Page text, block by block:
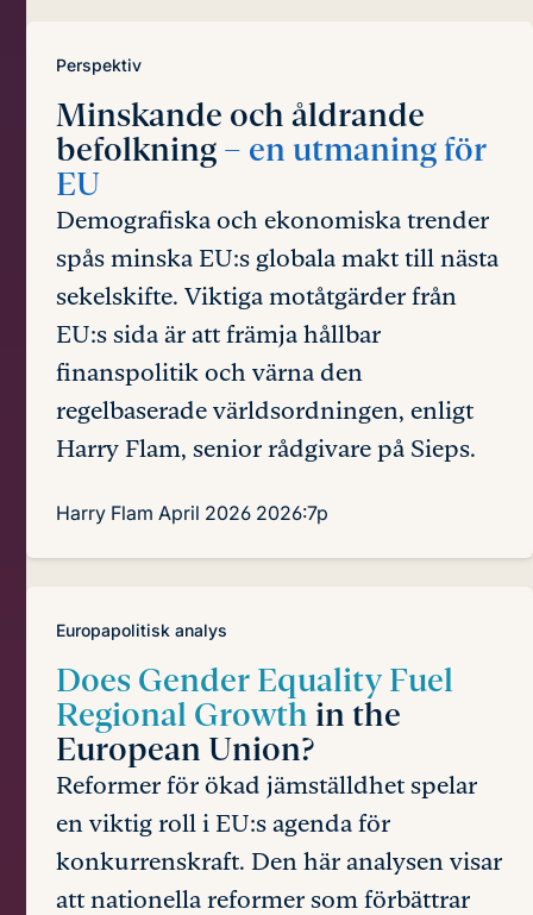
Perspektiv
Minskande och åldrande
befolkning – en utmaning för
EU
Demografiska och ekonomiska trender
spås minska EU:s globala makt till nästa
sekelskifte. Viktiga motåtgärder från
EU:s sida är att främja hållbar
finanspolitik och värna den
regelbaserade världsordningen, enligt
Harry Flam, senior rådgivare på Sieps.
Harry Flam April 2026 2026:7p
Europapolitisk analys
Does Gender Equality Fuel
Regional Growth in the
European Union?
Reformer för ökad jämställdhet spelar
en viktig roll i EU:s agenda för
konkurrenskraft. Den här analysen visar
att nationella reformer som förbättrar